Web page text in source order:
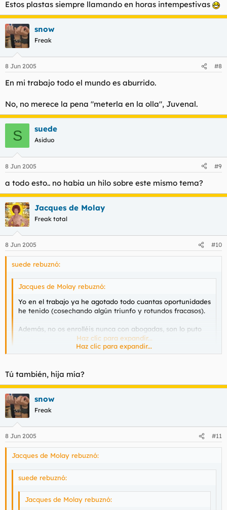
Estos plastas siempre llamando en horas intempestivas
snow
Freak
8 Jun 2005 #8
En mi trabajo todo el mundo es aburrido.
No, no merece la pena "meterla en la olla", Juvenal.
S suede
Asiduo
8 Jun 2005 #9
a todo esto.. no habia un hilo sobre este mismo tema?
Jacques de Molay
Freak total
8 Jun 2005 #10
suede rebuznó:
Jacques de Molay rebuznó:
Yo en el trabajo ya he agotado todo cuantas oportunidades
he tenido (cosechando algún triunfo y rotundos fracasos).
Además, no os enrolléis nunca con abogadas, son lo puto
Haz clic para expandir...
Haz clic para expandir...
Tú también, hija mía?
snow
Freak
8 Jun 2005 #11
Jacques de Molay rebuznó:
suede rebuznó:
Jacques de Molay rebuznó: